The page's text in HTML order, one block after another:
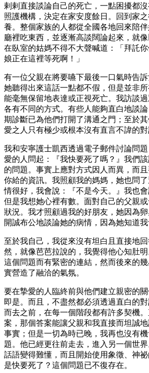
剌剌直接談論自己的死亡，一點困擾都
照護機構，決定在家安度餘日。回到家
養。整個家族的人都從全國各地回來陪
廳裡吃東西，並逐漸高談闊論起來，就
在臥室的姑媽不得不大聲喊道：「拜託
娘正在這裡等死啊！」
有一位父親在將要嚥下最後一口氣時告訴
她聽得出來這話一點都不假，但是並非所
能毫無保留地表達或正視死亡。我訪談
各有不同的方式。有些人能夠直白地談
期診斷已為他們打開了溝通之門；至於
愛之人只有極少或根本沒有直言不諱的對
我和安寧護士凱西透過電子郵件討論問
愛的人問起：『我快要死了嗎？』我們
的問題。事實上應對方式因人而異，而
你給的資訊。我照顧我的媽媽，她也問
情很好，我會說：『不是今天。』我也會
但是我想她心裡有數。面對自己的父親
狀況。我才照顧過我的好朋友，她因為
開誠布公地談論她的病情，因為她知道我
至於我自己，我從來沒有坦白且直接地
然，就像芭芭拉說的，我覺得他心知肚
這個問題而有緊密的連結，然而後來的
實營造了融洽的氣氛。
要在摯愛的人臨終前與他們建立親密的
即是。而且，不盡然都必須透過直白的
而去之前，在每一個階段都有許多契機
案，那個答案能讓父親和我直接而坦誠
事實；但是一切為時已晚，我再也沒有
題。他已經更往前走去，進入另一個世
話語變得難懂，而且開始使用象徵、神
是快要死了？這個問題已不復存在。